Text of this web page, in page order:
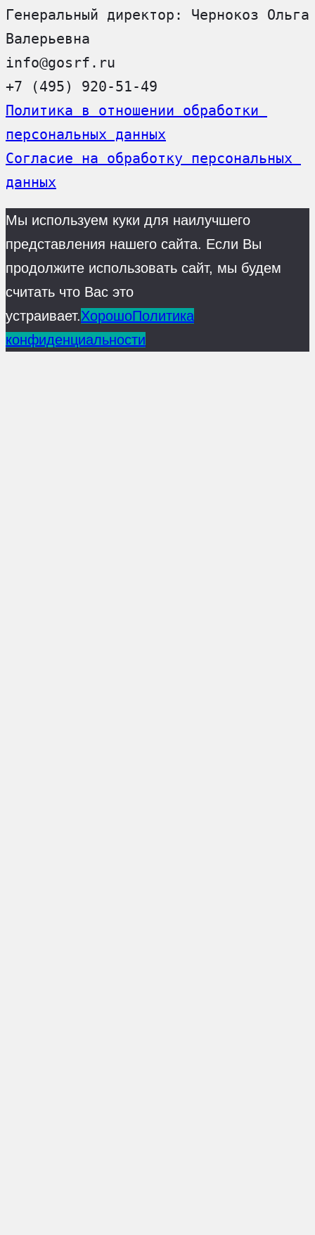
Генеральный директор: Чернокоз Ольга
Валерьевна
info@gosrf.ru
+7 (495) 920-51-49
Политика в отношении обработки
персональных данных
Согласие на обработку персональных
данных
Мы используем куки для наилучшего
представления нашего сайта. Если Вы
продолжите использовать сайт, мы будем
считать что Вас это
устраивает.ХорошоПолитика
конфиденциальности